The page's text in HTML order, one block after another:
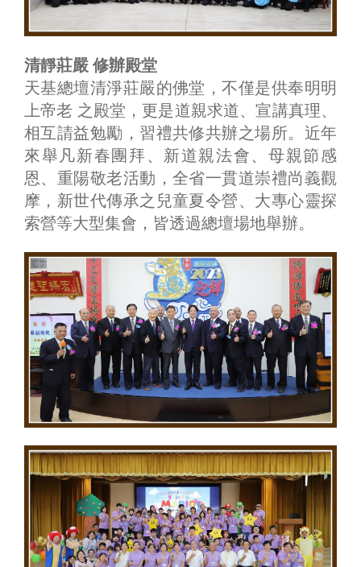
清靜莊嚴 修辦殿堂
天基總壇清淨莊嚴的佛堂，不僅是供奉明明
上帝老 之殿堂，更是道親求道、宣講真理、
相互請益勉勵，習禮共修共辦之場所。近年
來舉凡新春團拜、新道親法會、母親節感
恩、重陽敬老活動，全省一貫道崇禮尚義觀
摩，新世代傳承之兒童夏令營、大專心靈探
索營等大型集會，皆透過總壇場地舉辦。